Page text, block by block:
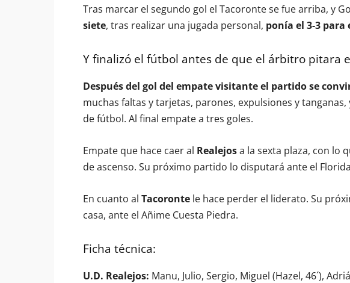
Tras marcar el segundo gol el Tacoronte se fue arriba, y
siete, tras realizar una jugada personal, ponía el 3-3 para
Y finalizó el fútbol antes de que el árbitro pitara
Después del gol del empate visitante el partido se
muchas faltas y tarjetas, parones, expulsiones y
de fútbol. Al final empate a tres goles.
Empate que hace caer al Realejosa la sexta plaza, con lo
de ascenso. Su próximo partido lo disputará ante el
En cuanto al Tacoronte le hace perder el liderato. Su
casa, ante el Añime Cuesta Piedra.
Ficha técnica:
U.D. Realejos: Manu, Julio, Sergio, Miguel (Hazel, 46´),